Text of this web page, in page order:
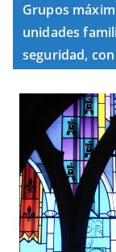
Grupos
unidades
seguridad,